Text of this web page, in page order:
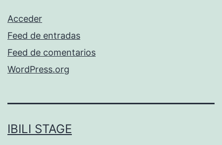
Acceder
Feed de entradas
Feed de comentarios
WordPress.org
IBILI STAGE